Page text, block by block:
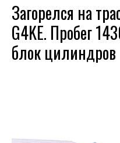
Загорелся на
G4KE. Пробег
блок цилиндров